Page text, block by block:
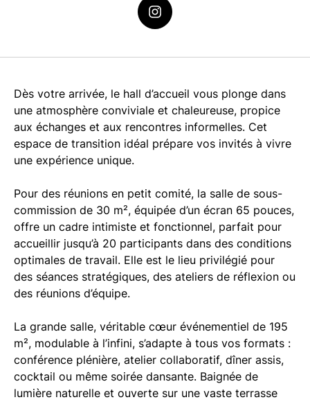
Dès votre arrivée, le hall d’accueil vous plonge dans
une atmosphère conviviale et chaleureuse, propice
aux échanges et aux rencontres informelles. Cet
espace de transition idéal prépare vos invités à vivre
une expérience unique.
Pour des réunions en petit comité, la salle de sous-
commission de 30 m², équipée d’un écran 65 pouces,
offre un cadre intimiste et fonctionnel, parfait pour
accueillir jusqu’à 20 participants dans des conditions
optimales de travail. Elle est le lieu privilégié pour
des séances stratégiques, des ateliers de réflexion ou
des réunions d’équipe.
La grande salle, véritable cœur événementiel de 195
m², modulable à l’infini, s’adapte à tous vos formats :
conférence plénière, atelier collaboratif, dîner assis,
cocktail ou même soirée dansante. Baignée de
lumière naturelle et ouverte sur une vaste terrasse